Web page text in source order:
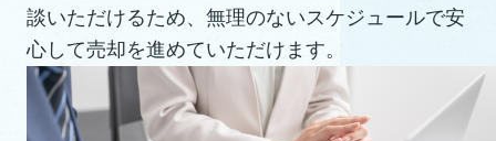
談いただけるため、無理のないスケジュールで安
心して売却を進めていただけます。